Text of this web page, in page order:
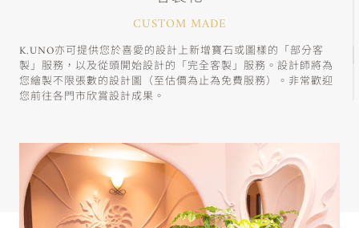
CUSTOM MADE
K.UNO亦可提供您於喜愛的設計上新增寶石或圖樣的「部分客
製」服務，以及從頭開始設計的「完全客製」服務。設計師將為
您繪製不限張數的設計圖（至估價為止為免費服務）。非常歡迎
您前往各門市欣賞設計成果。